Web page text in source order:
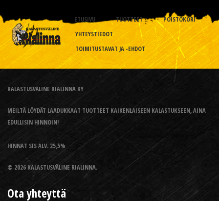
ETUSIVU TUOTTEET
POISTOKORI
YHTEYSTIEDOT
TOIMITUSTAVAT JA -EHDOT
KALASTUSVÄLINE RIALINNA KY
MEILTÄ LÖYDÄT LAADUKKAAT TUOTTEET KAIKENLAISEEN KALASTUKSEEN, AINA
EDULLISIN HINNOIN!
HINNAT SIS ALV. 25,5%
© 2026 KALASTUSVÄLINE RIALINNA.
Ota yhteyttä